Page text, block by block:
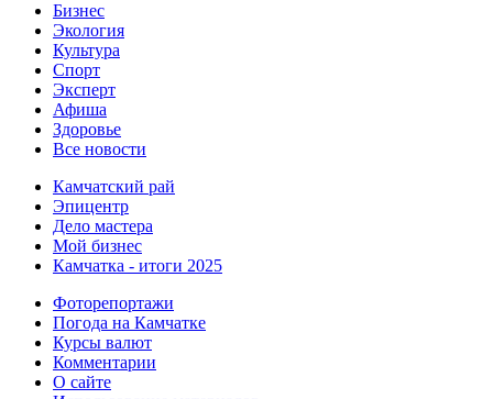
Бизнес
Экология
Культура
Спорт
Эксперт
Афиша
Здоровье
Все новости
Камчатский рай
Эпицентр
Дело мастера
Мой бизнес
Камчатка - итоги 2025
Фоторепортажи
Погода на Камчатке
Курсы валют
Комментарии
О сайте